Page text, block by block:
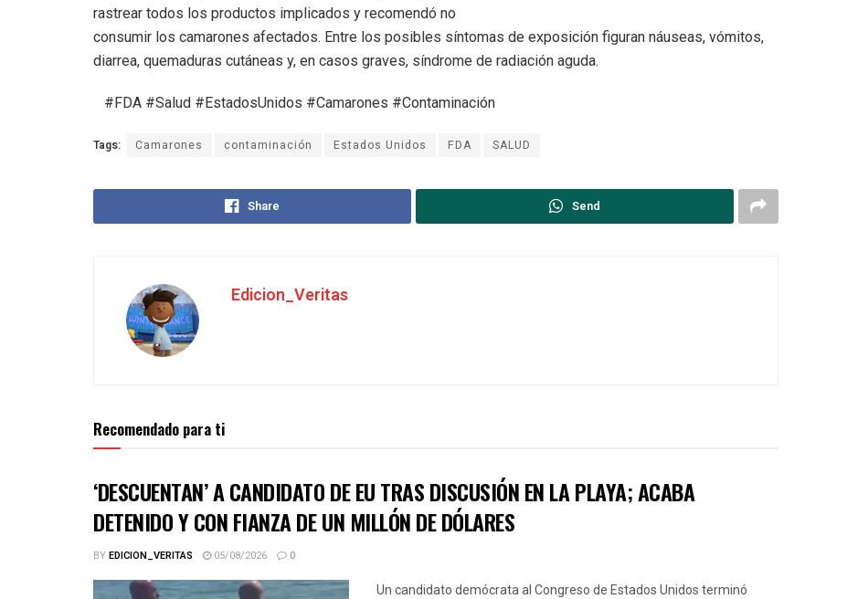
rastrear todos los productos implicados y recomendó no
consumir los camarones afectados. Entre los posibles síntomas de exposición figuran náuseas, vómitos,
diarrea, quemaduras cutáneas y, en casos graves, síndrome de radiación aguda.
#FDA #Salud #EstadosUnidos #Camarones #Contaminación
Tags: Camarones contaminación Estados Unidos FDA SALUD
Share Send
Edicion_Veritas
Recomendado para ti
‘DESCUENTAN’ A CANDIDATO DE EU TRAS DISCUSIÓN EN LA PLAYA; ACABA
DETENIDO Y CON FIANZA DE UN MILLÓN DE DÓLARES
BYEDICION_VERITAS 05/08/2026 0
Un candidato demócrata al Congreso de Estados Unidos terminó